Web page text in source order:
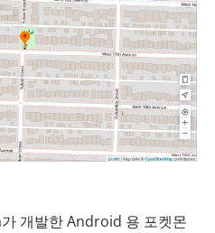
개발한 Android 용 포켓몬